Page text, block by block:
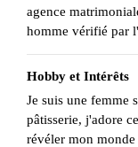
agence
homme vérifié par
Hobby et Intérêts
Je suis une femme
pâtisserie, j'adore
révéler mon